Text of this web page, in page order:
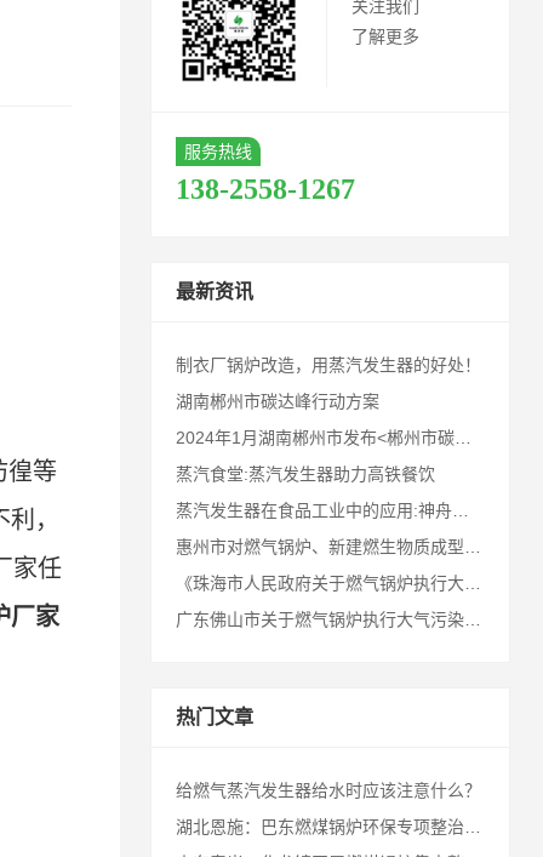
徨等
，
家任
厂家
关注我们
了解更多
服务热线
138-2558-1267
最新资讯
制衣厂锅炉改造，用蒸汽发生器的好处！
湖南郴州市碳达峰行动方案
蒸汽食堂:蒸汽发生器助力高铁餐饮
热门文章
给燃气蒸汽发生器给水时应该注意什么？